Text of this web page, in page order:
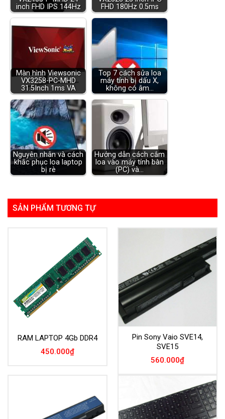
inch FHD IPS 144Hz
FHD 180Hz 0.5ms
Màn hình Viewsonic
VX3258-PC-MHD
31.5Inch 1ms VA
Top 7 cách sửa loa
máy tính bị dấu X,
không có âm…
Nguyên nhân và cách
khắc phục loa laptop
bị rè
Hướng dẫn cách cắm
loa vào máy tính bàn
(PC) và…
SẢN PHẨM TƯƠNG TỰ
RAM LAPTOP 4Gb DDR4
450.000₫
Pin Sony Vaio SVE14,
SVE15
560.000₫